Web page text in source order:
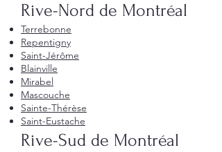
Rive-Nord de Montréal
Terrebonne
Repentigny
Saint-Jérôme
Blainville
Mirabel
Mascouche
Sainte-Thérèse
Saint-Eustache
Rive-Sud de Montréal